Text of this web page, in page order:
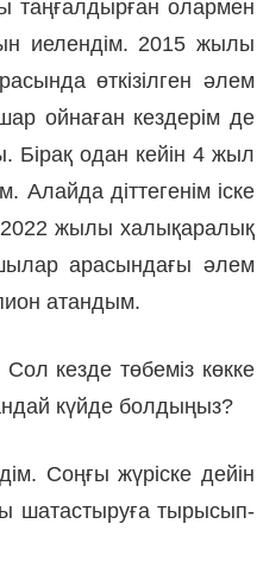
таңғал­дыр­ған олармен
иелендім. 2015 жылы
өткізілген әлем
ойнаған кездерім де
Бірақ одан кейін 4 жыл
діттегенім іске
2022 жылы халық­аралық
арасындағы әлем
атан­дым.
кезде төбеміз көк­ке
күйде болдыңыз?
Соңғы жүріске дейін
шатастыруға тырысып-